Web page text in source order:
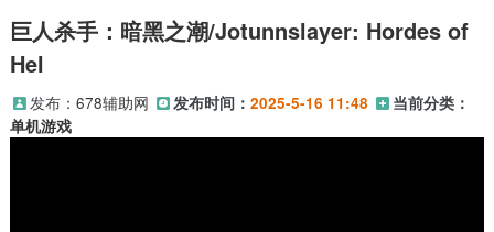
巨人杀手：暗黑之潮/Jotunnslayer: Hordes of
Hel
发布： 678辅助网 发布时间： 2025-5-16 11:48
当前分类：
单机游戏